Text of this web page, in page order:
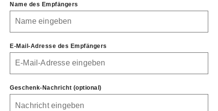
Name des Empfängers
E-Mail-Adresse des Empfängers
Geschenk-Nachricht (optional)